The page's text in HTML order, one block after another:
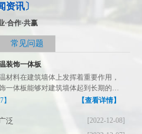
资讯〕
·合作·共赢
常见问题
装饰一体板
材料在建筑墙体上发挥着重要作用，
一体板能够对建筑墙体起到长期的保
在...
【查看详情】
[2022-12-08]
泛